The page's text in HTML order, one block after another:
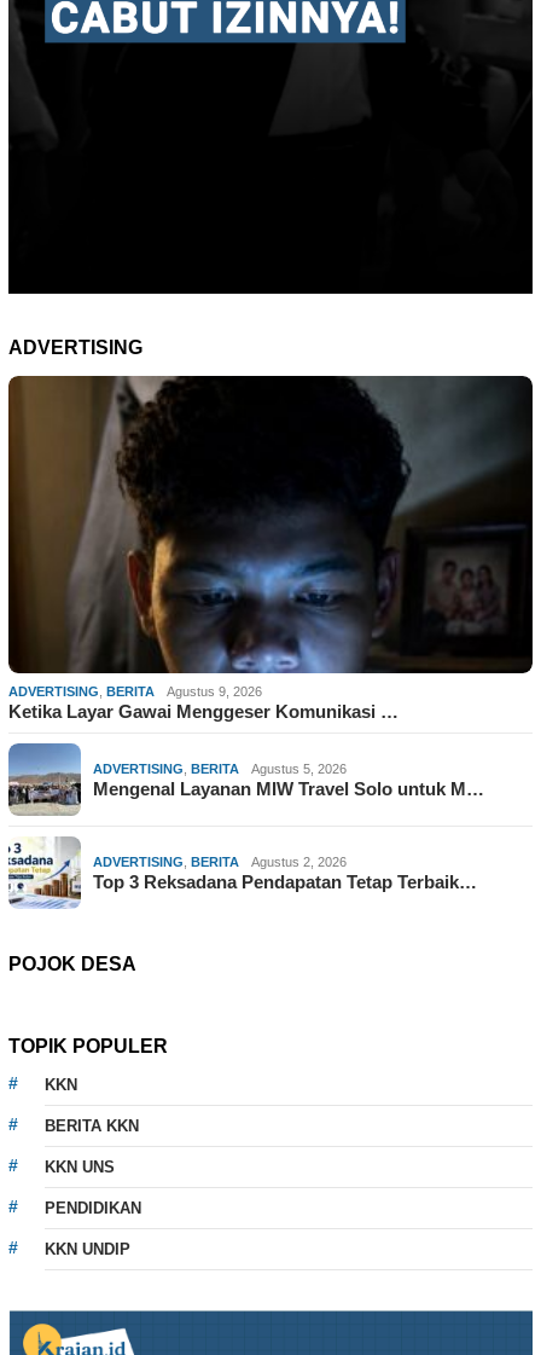
ADVERTISING
ADVERTISING BERITA Agustus 9, 2026
Ketika Layar Gawai Menggeser Komunikasi …
ADVERTISING BERITA Agustus 5, 2026
Mengenal Layanan MIW Travel Solo untuk M…
ADVERTISING BERITA Agustus 2, 2026
Top 3 Reksadana Pendapatan Tetap Terbaik…
POJOK DESA
TOPIK POPULER
KKN
BERITA KKN
KKN UNS
PENDIDIKAN
KKN UNDIP